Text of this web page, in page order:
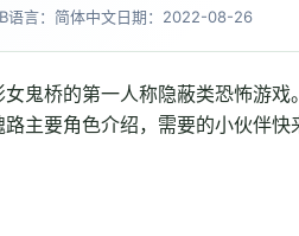
语言：简体中文日期：2022-08-26
鬼桥的第一人称隐蔽类恐怖游
主要角色介绍，需要的小伙伴快